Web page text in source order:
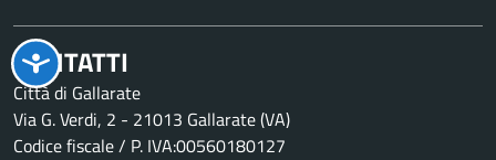
CONTATTI
Città di Gallarate
Via G. Verdi, 2 - 21013 Gallarate (VA)
Codice fiscale / P. IVA:00560180127